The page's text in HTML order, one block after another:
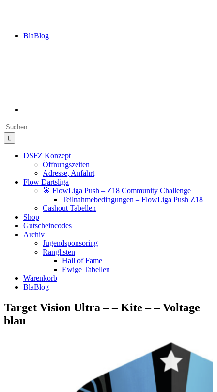
BlaBlog
Suche
nach:
DSFZ Konzept
Öffnungszeiten
Adresse, Anfahrt
Flow Dartsliga
🎯 FlowLiga Push – Z18 Community Challenge
Teilnahmebedingungen – FlowLiga Push Z18
Cashout Tabellen
Shop
Gutscheincodes
Archiv
Jugendsponsoring
Ranglisten
Hall of Fame
Ewige Tabellen
Warenkorb
BlaBlog
Target Vision Ultra – – Kite – – Voltage
blau